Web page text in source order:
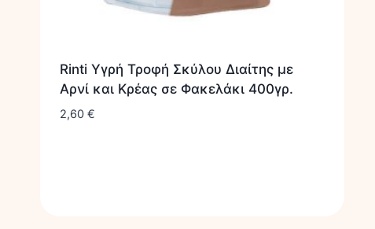
Rinti Υγρή Τροφή Σκύλου Διαίτης με
Αρνί και Κρέας σε Φακελάκι 400γρ.
2,60 €